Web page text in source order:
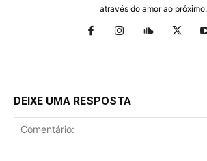
através do amor ao próximo.
DEIXE UMA RESPOSTA